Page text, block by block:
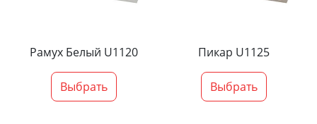
Рамух Белый U1120
Выбрать
Пикар U1125
Выбрать